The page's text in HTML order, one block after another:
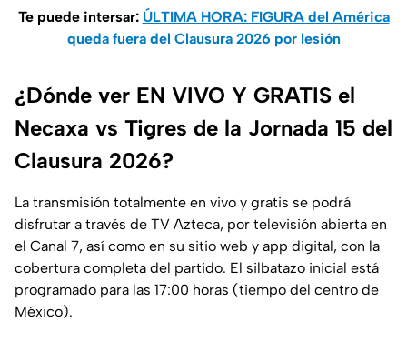
Te puede intersar: ÚLTIMA HORA: FIGURA del América
queda fuera del Clausura 2026 por lesión
¿Dónde ver EN VIVO Y GRATIS el
Necaxa vs Tigres de la Jornada 15 del
Clausura 2026?
La transmisión totalmente en vivo y gratis se podrá
disfrutar a través de TV Azteca, por televisión abierta en
el Canal 7, así como en su sitio web y app digital, con la
cobertura completa del partido. El silbatazo inicial está
programado para las 17:00 horas (tiempo del centro de
México).